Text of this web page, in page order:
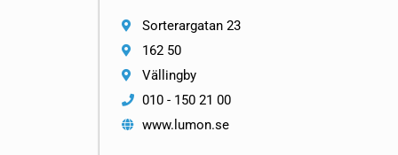
Sorterargatan 23
162 50
Vällingby
010 - 150 21 00
www.lumon.se